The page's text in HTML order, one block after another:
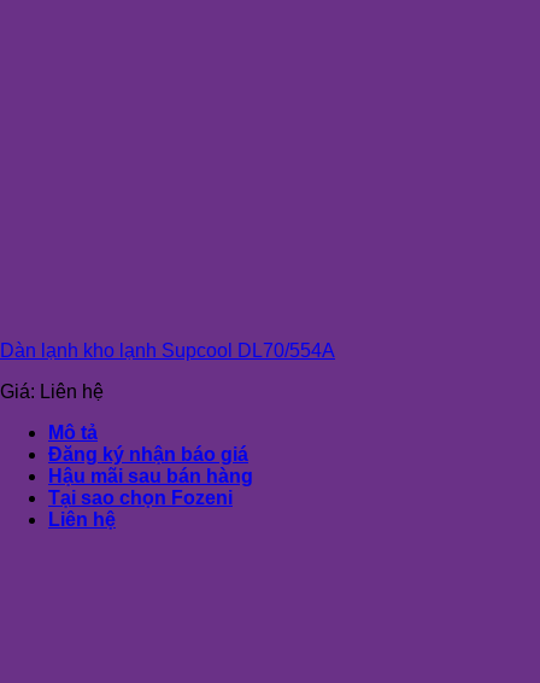
Dàn lạnh kho lạnh Supcool DL70/554A
Giá: Liên hệ
Mô tả
Đăng ký nhận báo giá
Hậu mãi sau bán hàng
Tại sao chọn Fozeni
Liên hệ